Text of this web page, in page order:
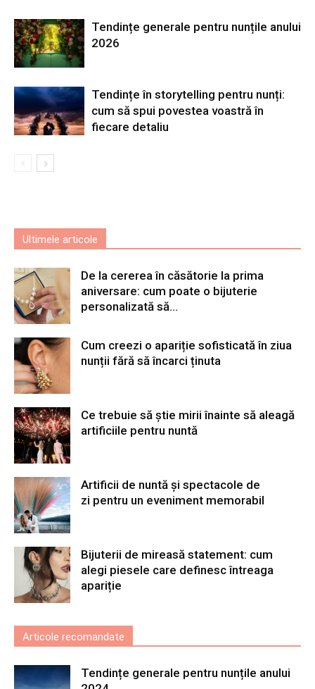
Tendințe generale pentru nunțile anului
2026
Tendințe în storytelling pentru nunți:
cum să spui povestea voastră în
fiecare detaliu
Ultimele articole
De la cererea în căsătorie la prima
aniversare: cum poate o bijuterie
personalizată să...
Cum creezi o apariție sofisticată în ziua
nunții fără să încarci ținuta
Ce trebuie să știe mirii înainte să aleagă
artificiile pentru nuntă
Artificii de nuntă și spectacole de
zi pentru un eveniment memorabil
Bijuterii de mireasă statement: cum
alegi piesele care definesc întreaga
apariție
Articole recomandate
Tendințe generale pentru nunțile anului